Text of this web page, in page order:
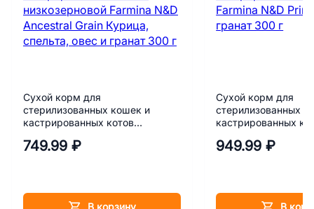
Сухой корм для
стерилизованных кошек и
кастрированных котов
Ancestral Grain Курица, спельта,
749.99 ₽
В корзину
Сухой корм для
стерилизованных
кастрированных
г
949.99 ₽
В